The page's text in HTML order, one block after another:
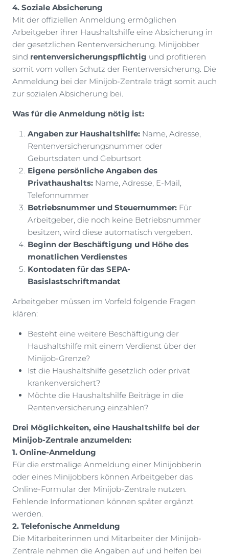
4. Soziale Absicherung
Mit der offiziellen Anmeldung ermöglichen
Arbeitgeber ihrer Haushaltshilfe eine Absicherung in
der gesetzlichen Rentenversicherung. Minijobber
sind rentenversicherungspflichtig und profitieren
somit vom vollen Schutz der Rentenversicherung. Die
Anmeldung bei der Minijob-Zentrale trägt somit auch
zur sozialen Absicherung bei.
Was für die Anmeldung nötig ist:
Angaben zur Haushaltshilfe: Name, Adresse,
Rentenversicherungsnummer oder
Geburtsdaten und Geburtsort
Eigene persönliche Angaben des
Privathaushalts: Name, Adresse, E-Mail,
Telefonnummer
Betriebsnummer und Steuernummer: Für
Arbeitgeber, die noch keine Betriebsnummer
besitzen, wird diese automatisch vergeben.
Beginn der Beschäftigung und Höhe des
monatlichen Verdienstes
Kontodaten für das SEPA-
Basislastschriftmandat
Arbeitgeber müssen im Vorfeld folgende Fragen
klären:
Besteht eine weitere Beschäftigung der
Haushaltshilfe mit einem Verdienst über der
Minijob-Grenze?
Ist die Haushaltshilfe gesetzlich oder privat
krankenversichert?
Möchte die Haushaltshilfe Beiträge in die
Rentenversicherung einzahlen?
Drei Möglichkeiten, eine Haushaltshilfe bei der
Minijob-Zentrale anzumelden:
1. Online-Anmeldung
Für die erstmalige Anmeldung einer Minijobberin
oder eines Minijobbers können Arbeitgeber das
Online-Formular der Minijob-Zentrale nutzen.
Fehlende Informationen können später ergänzt
werden.
2. Telefonische Anmeldung
Die Mitarbeiterinnen und Mitarbeiter der Minijob-
Zentrale nehmen die Angaben auf und helfen bei